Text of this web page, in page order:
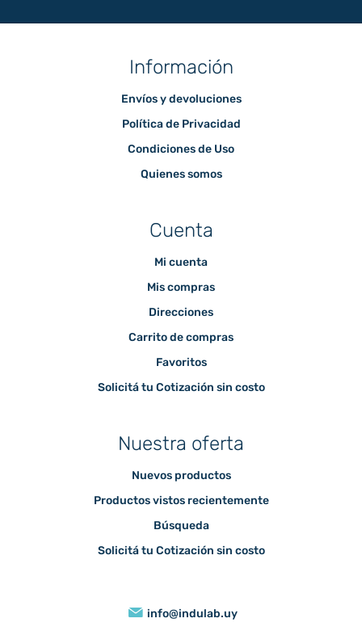
Información
Envíos y devoluciones
Política de Privacidad
Condiciones de Uso
Quienes somos
Cuenta
Mi cuenta
Mis compras
Direcciones
Carrito de compras
Favoritos
Solicitá tu Cotización sin costo
Nuestra oferta
Nuevos productos
Productos vistos recientemente
Búsqueda
Solicitá tu Cotización sin costo
info@indulab.uy